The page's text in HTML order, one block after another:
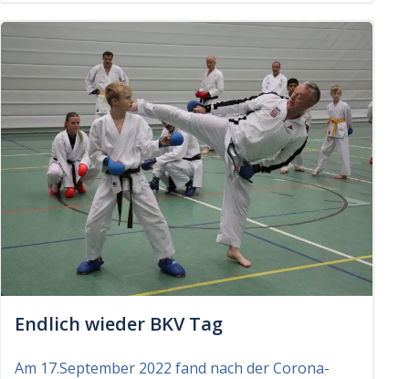
Endlich wieder BKV Tag
Am 17.September 2022 fand nach der Corona-